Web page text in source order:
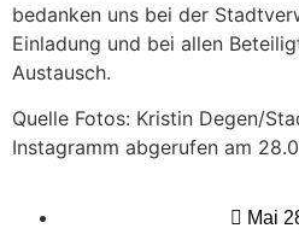
bedanken uns bei der
Einladung und bei allen
Austausch.
Quelle Fotos: Kristin Degen/
Instagramm abgerufen am
Mai